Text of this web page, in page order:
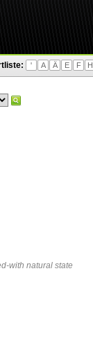
' A Ä E F H
with natural state